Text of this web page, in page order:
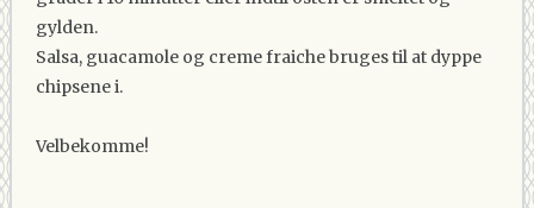
gylden.
Salsa, guacamole og creme fraiche bruges til at dyppe
chipsene i.
Velbekomme!